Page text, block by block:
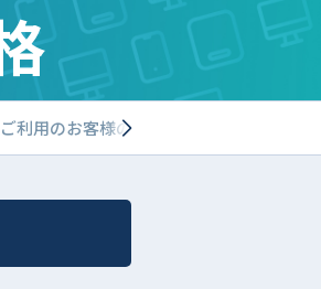
利用のお客様の声